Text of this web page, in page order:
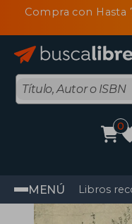
Compra con Hasta
0
MENÚ Libros